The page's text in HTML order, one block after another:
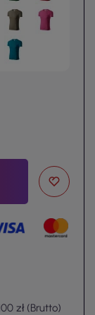
zł (Brutto)